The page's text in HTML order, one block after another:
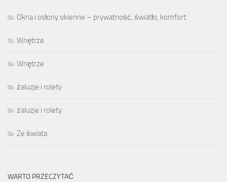
Okna i osłony okienne – prywatność, światło, komfort
Wnętrze
Wnętrze
żaluzje i rolety
żaluzje i rolety
Ze świata
WARTO PRZECZYTAĆ